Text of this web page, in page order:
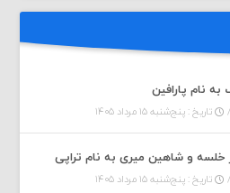
به نام پارافین
تاریخ : پنج‌شنبه ۱۵ مرداد ۱۴۰۵
خلسه و شاهین میری به نام تراپی
تاریخ : پنج‌شنبه ۱۵ مرداد ۱۴۰۵